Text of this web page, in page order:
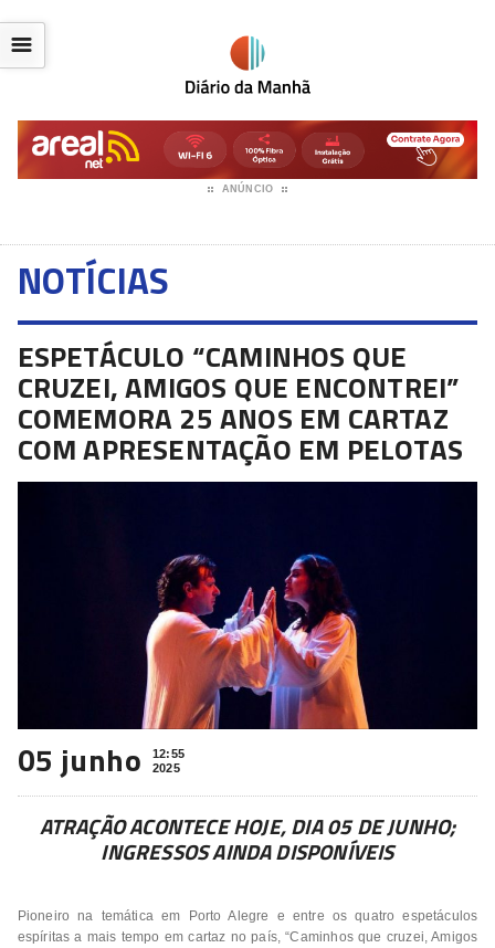
ANÚNCIO
☰
NOTÍCIAS
ESPETÁCULO “CAMINHOS QUE
CRUZEI, AMIGOS QUE ENCONTREI”
COMEMORA 25 ANOS EM CARTAZ
COM APRESENTAÇÃO EM PELOTAS
05 junho
12:55
2025
ATRAÇÃO ACONTECE HOJE, DIA 05 DE JUNHO;
INGRESSOS AINDA DISPONÍVEIS
Pioneiro na temática em Porto Alegre e entre os quatro espetáculos
espíritas a mais tempo em cartaz no país, “Caminhos que cruzei, Amigos